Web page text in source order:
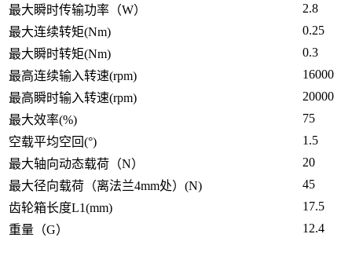
最大瞬时传输功率（W）
2.8
最大连续转矩(Nm)
0.25
最大瞬时转矩(Nm)
0.3
最高连续输入转速(rpm)
16000
最高瞬时输入转速(rpm)
20000
最大效率(%)
75
空载平均空回(°)
1.5
最大轴向动态载荷（N）
20
最大径向载荷（离法兰4mm处）(N)
45
齿轮箱长度L1(mm)
17.5
重量（G）
12.4